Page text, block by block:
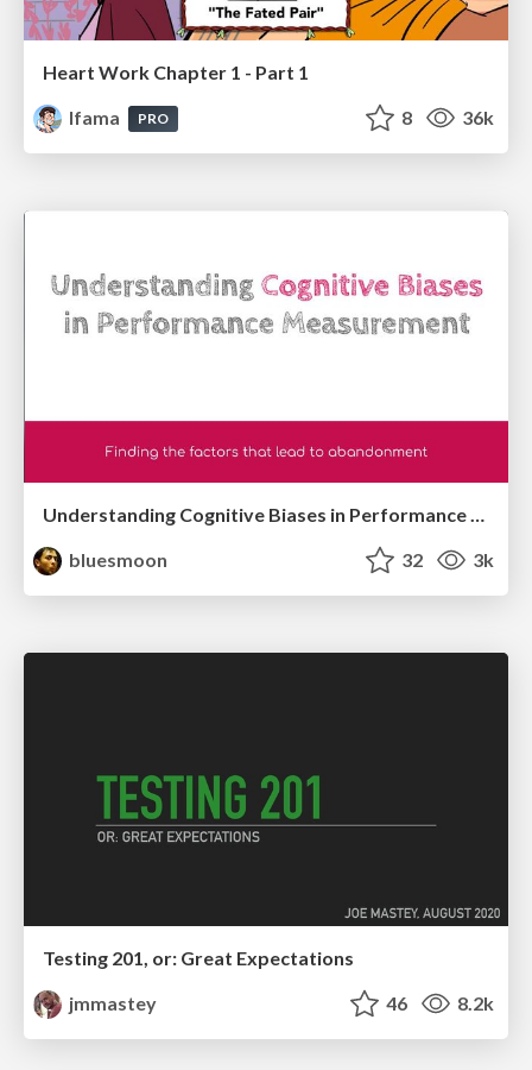
Heart Work Chapter 1 - Part 1
lfama
PRO 8 36k
Understanding Cognitive Biases in Performance Measurement
bluesmoon
32 3k
Testing 201, or: Great Expectations
jmmastey
46 8.2k